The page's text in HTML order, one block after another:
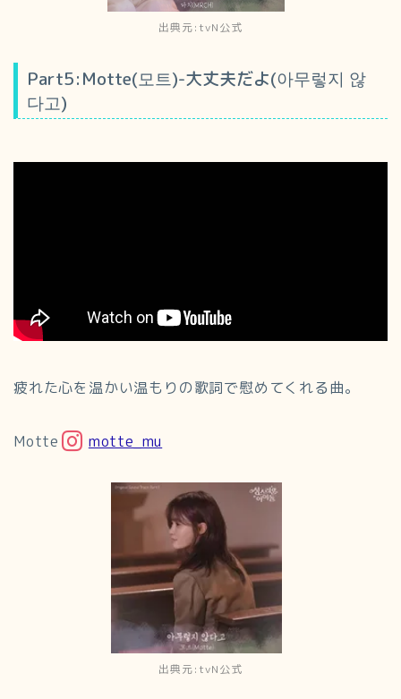
出典元:tvN公式
Part5:Motte(모트)-大丈夫だよ(아무렇지 않
다고)
疲れた心を温かい温もりの歌詞で慰めてくれる曲。
Motte motte_mu
出典元:tvN公式